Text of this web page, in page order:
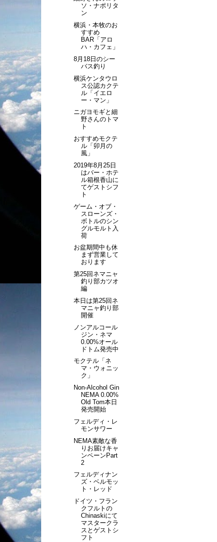
ソ・ナポリタ
ン
横浜・本牧のお
すすめ
BAR「アロ
ハ・カフェ」
8月18日のシー
バス釣り
横浜ケンタウロ
ス公認カクテ
ル「イエロ
ー・マン」
ニガヨモギと細
野さんのトマ
ト
おすすめモクテ
ル「卯月の
風」
2019年8月25日
はバー・ホテ
ル箱根香山に
てゲストシフ
ト
ゲーム・オブ・
スローンズ・
ボトルのシン
グルモルト入
荷
お盆期間中も休
まず営業して
おります
第25回ネマニャ
釣り部カツオ
編
本日は第25回ネ
マニャ釣り部
開催
ノンアルコール
ジン・ネマ
0.00%オール
ドトム発売中
モクテル「ネ
マ・ウォニッ
ク」
Non-Alcohol Gin
NEMA 0.00%
Old Tom本日
発売開始
フェルディ・レ
モンサワー
NEMA素敵な香
りお届けキャ
ンペーンPart
2
フェルディナン
ズ・ベルモッ
ト・レッド
ドイツ・フラン
クフルトの
Chinaskiにて
マスタークラ
スとゲストシ
フト